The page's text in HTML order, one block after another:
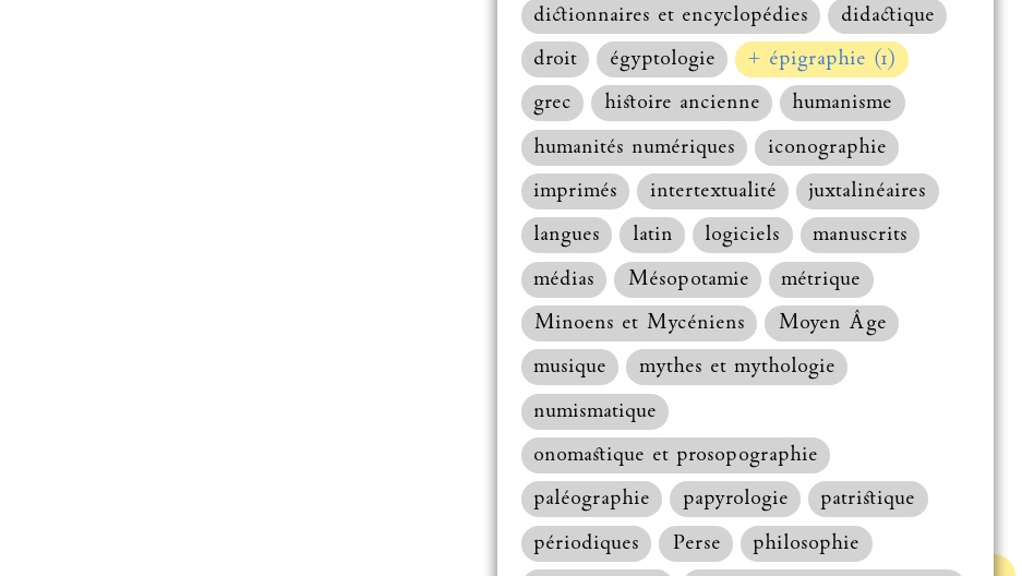
Haut de la
dictionnaires et encyclopédies
didactique
droit
égyptologie
+ épigraphie (1)
grec
histoire ancienne
humanisme
humanités numériques
iconographie
imprimés
intertextualité
juxtalinéaires
langues
latin logiciels
manuscrits
médias
Mésopotamie
métrique
Minoens et Mycéniens
Moyen Âge
musique
mythes et mythologie
numismatique
onomastique et prosopographie
paléographie
papyrologie
patristique
périodiques
Perse philosophie